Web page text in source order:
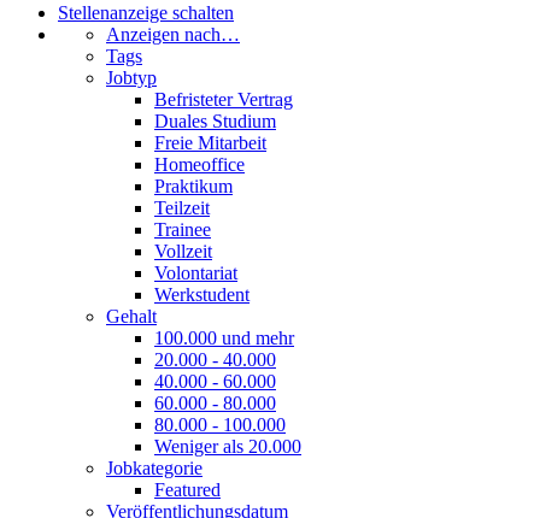
Stellenanzeige schalten
Anzeigen nach…
Tags
Jobtyp
Befristeter Vertrag
Duales Studium
Freie Mitarbeit
Homeoffice
Praktikum
Teilzeit
Trainee
Vollzeit
Volontariat
Werkstudent
Gehalt
100.000 und mehr
20.000 - 40.000
40.000 - 60.000
60.000 - 80.000
80.000 - 100.000
Weniger als 20.000
Jobkategorie
Featured
Veröffentlichungsdatum